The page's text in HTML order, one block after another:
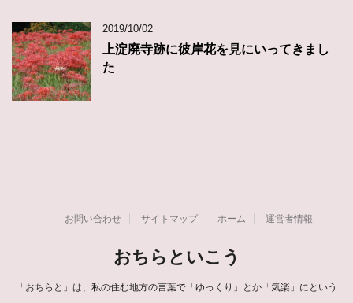
2019/10/02
上淀廃寺跡に彼岸花を見にいってきまし
た
お問い合わせ サイトマップ ホーム 運営者情報
おちらといこう
「おちらと」は、私の住む地方の言葉で「ゆっくり」とか「気楽」にという